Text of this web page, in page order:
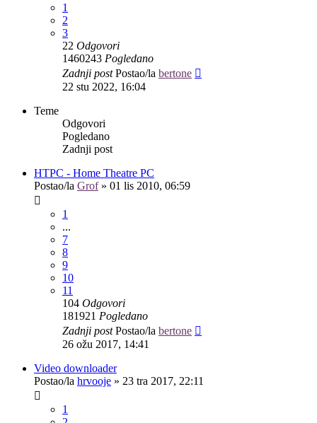
1
2
3
22 Odgovori
1460243 Pogledano
Zadnji postPostao/la bertone
22 stu 2022, 16:04
Teme
Odgovori
Pogledano
Zadnji post
HTPC - Home Theatre PC
Postao/la Grof» 01 lis 2010, 06:59
1
...
7
8
9
10
11
104 Odgovori
181921 Pogledano
Zadnji postPostao/la bertone
26 ožu 2017, 14:41
Video downloader
Postao/la hrvooje » 23 tra 2017, 22:11
1